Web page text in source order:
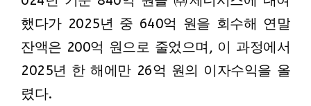
했다가 2025년 중 640억 원을 회수해 연말
잔액은 200억 원으로 줄었으며, 이 과정에서
2025년 한 해에만 26억 원의 이자수익을 올
렸다.